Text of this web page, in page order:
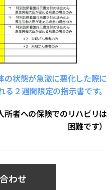
の状態が急激に悪化した際に
る２週間限定の指示書です。
所者への保険でのリハビリは
困難です）
わせ